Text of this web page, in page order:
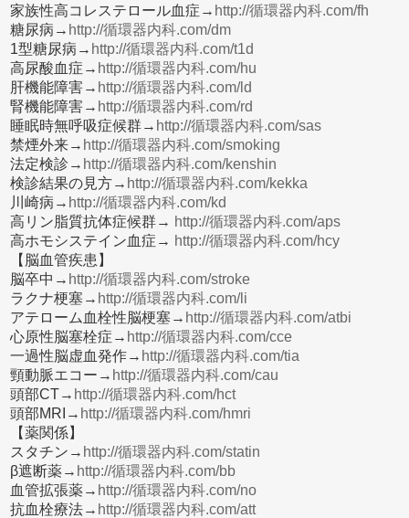
家族性高コレステロール血症→ http://循環器内科.com/fh
糖尿病→ http://循環器内科.com/dm
1型糖尿病→ http://循環器内科.com/t1d
高尿酸血症→ http://循環器内科.com/hu
肝機能障害→ http://循環器内科.com/ld
腎機能障害→ http://循環器内科.com/rd
睡眠時無呼吸症候群→ http://循環器内科.com/sas
禁煙外来→ http://循環器内科.com/smoking
法定検診→ http://循環器内科.com/kenshin
検診結果の見方→ http://循環器内科.com/kekka
川崎病→ http://循環器内科.com/kd
高リン脂質抗体症候群→ http://循環器内科.com/aps
高ホモシステイン血症→ http://循環器内科.com/hcy
【脳血管疾患】
脳卒中→ http://循環器内科.com/stroke
ラクナ梗塞→ http://循環器内科.com/li
アテローム血栓性脳梗塞→ http://循環器内科.com/atbi
心原性脳塞栓症→ http://循環器内科.com/cce
一過性脳虚血発作→ http://循環器内科.com/tia
頸動脈エコー→ http://循環器内科.com/cau
頭部CT→ http://循環器内科.com/hct
頭部MRI→ http://循環器内科.com/hmri
【薬関係】
スタチン→ http://循環器内科.com/statin
β遮断薬→ http://循環器内科.com/bb
血管拡張薬→ http://循環器内科.com/no
抗血栓療法→ http://循環器内科.com/att